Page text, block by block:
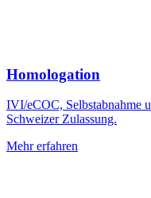
Homologation
IVI/eCOC, Selbstabnahme
Schweizer Zulassung.
Mehr erfahren